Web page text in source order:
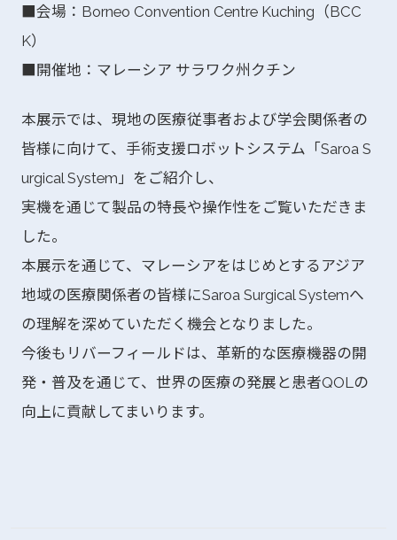
■会場：Borneo Convention Centre Kuching（BCC
K）
■開催地：マレーシア サラワク州クチン
本展示では、現地の医療従事者および学会関係者の
皆様に向けて、手術支援ロボットシステム「Saroa S
urgical System」をご紹介し、
実機を通じて製品の特長や操作性をご覧いただきま
した。
本展示を通じて、マレーシアをはじめとするアジア
地域の医療関係者の皆様にSaroa Surgical Systemへ
の理解を深めていただく機会となりました。
今後もリバーフィールドは、革新的な医療機器の開
発・普及を通じて、世界の医療の発展と患者QOLの
向上に貢献してまいります。